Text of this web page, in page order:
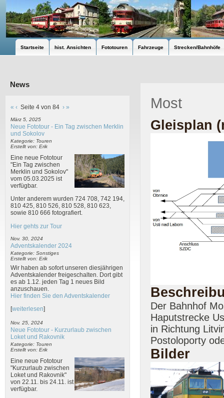
Startseite hist. Ansichten Fototouren Fahrzeuge Strecken/Bahnhöfe
News
« ‹ Seite 4 von 84 › »
März 5, 2025
Neue Fototour - Ein Tag zwischen Merklin
und Sokolov
Kategorie: Touren
Erstellt von: Erik
Eine neue Fototour
"Ein Tag zwischen
Merklin und Sokolov"
vom 05.03.2025 ist
verfügbar.
Unter anderem wurden 724 708, 742 194,
810 425, 810 526, 810 528, 810 623,
sowie 810 666 fotografiert.
Hier gehts zur Tour
Nov. 30, 2024
Adventskalender 2024
Kategorie: Sonstiges
Erstellt von: Erik
Wir haben ab sofort unseren diesjährigen
Adventskalender freigeschalten. Dort gibt
es ab 1.12. jeden Tag 1 neues Bild
anzuschauen.
Hier finden Sie den Adventskalender
[weiterlesen]
Nov. 25, 2024
Neue Fototour - Kurzurlaub zwischen
Loket und Rakovnik
Kategorie: Touren
Erstellt von: Erik
Eine neue Fototour
"Kurzurlaub zwischen
Loket und Rakovnik"
von 22.11. bis 24.11. ist
verfügbar.
Most
Gleisplan
Der Bahnhof
Haputstrecke
in Richtung
Postoloporty
Bilder